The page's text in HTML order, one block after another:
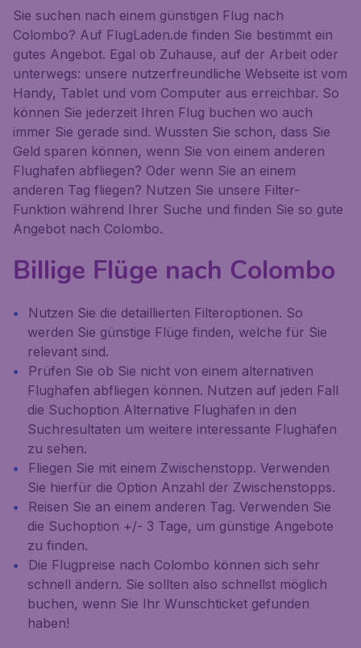
Sie suchen nach einem günstigen Flug nach
Colombo? Auf FlugLaden.de finden Sie bestimmt ein
gutes Angebot. Egal ob Zuhause, auf der Arbeit oder
unterwegs: unsere nutzerfreundliche Webseite ist vom
Handy, Tablet und vom Computer aus erreichbar. So
können Sie jederzeit Ihren Flug buchen wo auch
immer Sie gerade sind. Wussten Sie schon, dass Sie
Geld sparen können, wenn Sie von einem anderen
Flughafen abfliegen? Oder wenn Sie an einem
anderen Tag fliegen? Nutzen Sie unsere Filter-
Funktion während Ihrer Suche und finden Sie so gute
Angebot nach Colombo.
Billige Flüge nach Colombo
Nutzen Sie die detaillierten Filteroptionen. So
werden Sie günstige Flüge finden, welche für Sie
relevant sind.
Prüfen Sie ob Sie nicht von einem alternativen
Flughafen abfliegen können. Nutzen auf jeden Fall
die Suchoption Alternative Flughäfen in den
Suchresultaten um weitere interessante Flughäfen
zu sehen.
Fliegen Sie mit einem Zwischenstopp. Verwenden
Sie hierfür die Option Anzahl der Zwischenstopps.
Reisen Sie an einem anderen Tag. Verwenden Sie
die Suchoption +/- 3 Tage, um günstige Angebote
zu finden.
Die Flugpreise nach Colombo können sich sehr
schnell ändern. Sie sollten also schnellst möglich
buchen, wenn Sie Ihr Wunschticket gefunden
haben!